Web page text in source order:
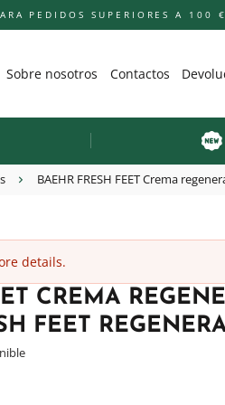
PEDIDOS SUPERIORES A 100 €
Sobre nosotros Contactos
BAEHR FRESH FEET Crema
details.
CREMA
FEET